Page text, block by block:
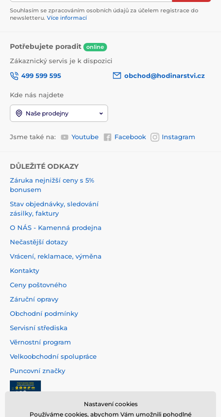
Souhlasím se zpracováním osobních údajů za účelem registrace do
newsletteru. Více informací
Potřebujete poradit online
Zákaznický servis je k dispozici
499 599 595
obchod@hodinarstvi.cz
Kde nás najdete
Naše prodejny
Jsme také na: Youtube Facebook Instagram
DŮLEŽITÉ ODKAZY
Záruka nejnižší ceny s 5%
bonusem
Stav objednávky, sledování
zásilky, faktury
O NÁS - Kamenná prodejna
Nečastější dotazy
Vrácení, reklamace, výměna
Kontakty
Ceny poštovného
Záruční opravy
Obchodní podmínky
Servisní střediska
Věrnostní program
Velkoobchodní spolupráce
Puncovní značky
Nastavení cookies
Používáme cookies, abychom Vám umožnili pohodlné